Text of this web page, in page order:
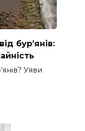
бур’янів:
Уяви